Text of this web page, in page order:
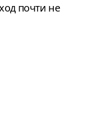
почти не